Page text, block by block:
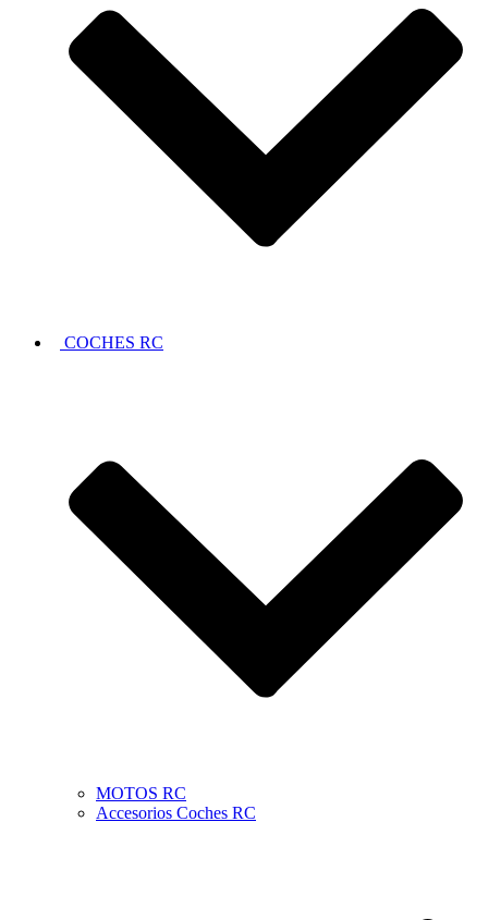
COCHES RC
MOTOS RC
Accesorios Coches RC